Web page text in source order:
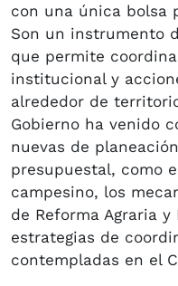
con una única bolsa
Son un instrumento
que permite
institucional y
alrededor de
Gobierno ha venido
nuevas de
presupuestal, como
campesino, los
de Reforma Agraria y
estrategias de
contempladas en el